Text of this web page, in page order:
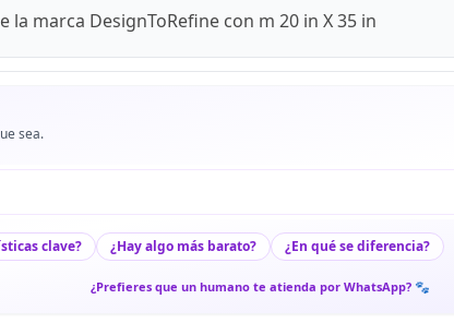
marca DesignToRefine con m 20 in X 35 in
sea.
clave? ¿Hay algo más barato? ¿En qué se diferencia?
¿Prefieres que un humano te atienda por WhatsApp? 🐾